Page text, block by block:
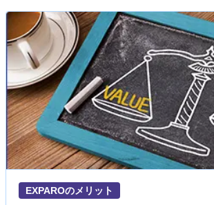
EXPAROのメリット